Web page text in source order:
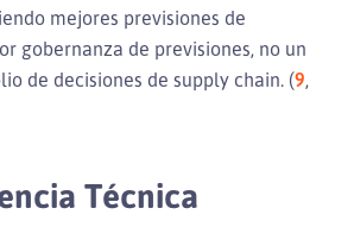
mejores previsiones de
gobernanza de previsiones, no un
de decisiones de supply chain. (9,
Técnica